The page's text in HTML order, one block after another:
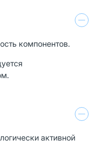
компонентов.
активной